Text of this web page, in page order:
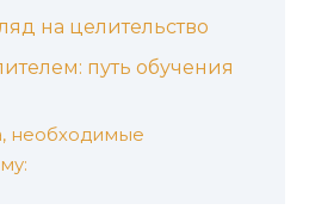
на целительство
путь обучения
необходимые